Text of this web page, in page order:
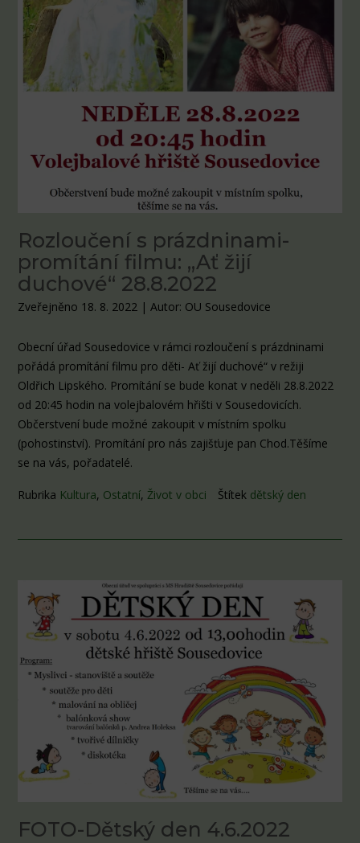
Rozloučení s prázdninami-
promítání filmu: „Ať žijí
duchové“ 28.8.2022
Zveřejněno 18. 8. 2022 | Autor: OU Sousedovice
Obecní úřad Sousedovice v rámci rozloučení s prázdninami
pořádá promítání filmu pro děti- Ať žijí duchové“ v režiji
Oldřich Lipského. Promítání se bude konat v neděli 28.8.2022
od 20:45 hodin na volejbalovém hřišti v Sousedovicích.
Občerstvení bude možné zakoupit v místním spolku
(pohostinství). Promítání pro nás zajišťuje pan Chod.Těšíme
se na vás, pořadatelé.
Rubrika Kultura, Ostatní, Život v obci Štítek dětský den
FOTO-Dětský den 4.6.2022